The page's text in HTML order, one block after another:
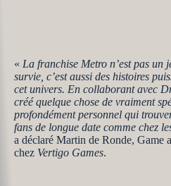
« La franchise Metro n’est pas un
survie, c’est aussi des histoires
cet univers. En collaborant avec
créé quelque chose de vraiment
profondément personnel qui
fans de longue date comme chez
a déclaré Martin de Ronde, Game
chez Vertigo Games.